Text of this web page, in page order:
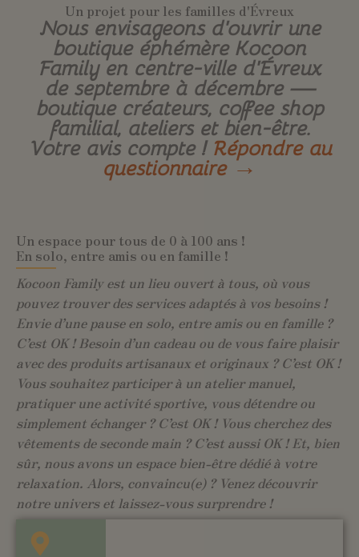
Un projet pour les familles d'Évreux
Nous envisageons d’ouvrir une
boutique éphémère Kocoon
Family en centre-ville d’Évreux
de septembre à décembre —
boutique créateurs, coffee shop
familial, ateliers et bien-être.
Votre avis compte !Répondre au
questionnaire →
Un espace pour tous de 0 à 100 ans !
En solo, entre amis ou en famille !
Kocoon Family est un lieu ouvert à tous, où vous
pouvez trouver des services adaptés à vos besoins !
Envie d’une pause en solo, entre amis ou en famille ?
C’est OK ! Besoin d’un cadeau ou de vous faire plaisir
avec des produits artisanaux et originaux ? C’est OK !
Vous souhaitez participer à un atelier manuel,
pratiquer une activité sportive, vous détendre ou
simplement échanger ? C’est OK ! Vous cherchez des
vêtements de seconde main ? C’est aussi OK ! Et, bien
sûr, nous avons un espace bien-être dédié à votre
relaxation. Alors, convaincu(e) ? Venez découvrir
notre univers et laissez-vous surprendre !